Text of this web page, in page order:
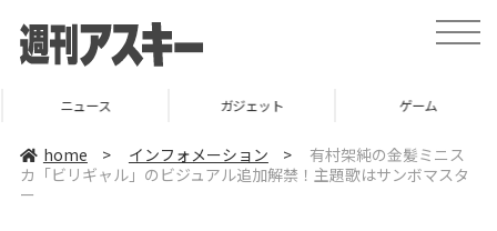
t
o
v
i
ニュース ガジェット ゲーム
home > インフォメーション >
有村架純の金髪ミニス
カ「ビリギャル」のビジュアル追加解禁！主題歌はサンボマスタ
ー